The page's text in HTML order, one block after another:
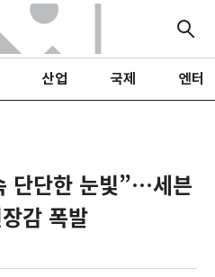
산업 국제 엔터
단단한 눈빛”…세븐
감 폭발